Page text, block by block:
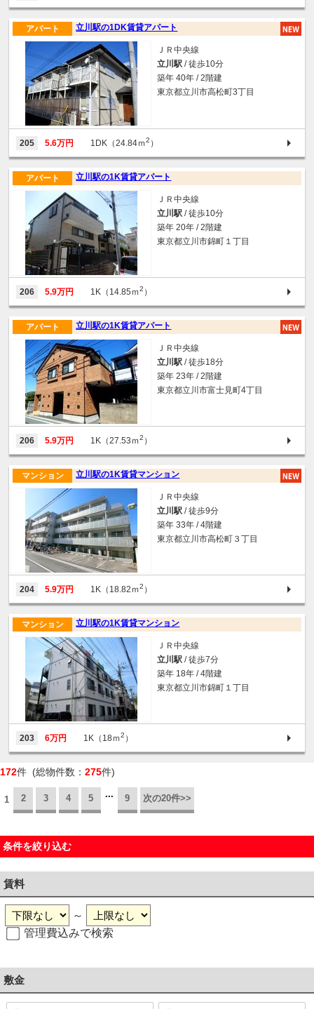
立川駅の1DK賃貸アパート
アパート
ＪＲ中央線
立川駅 / 徒歩10分
築年 40年 / 2階建
東京都立川市高松町3丁目
205 5.6万円 1DK（24.84ｍ2 ）
立川駅の1K賃貸アパート
アパート
ＪＲ中央線
立川駅 / 徒歩10分
築年 20年 / 2階建
東京都立川市錦町１丁目
206 5.9万円 1K（14.85ｍ2 ）
立川駅の1K賃貸アパート
アパート
ＪＲ中央線
立川駅 / 徒歩18分
築年 23年 / 2階建
東京都立川市富士見町4丁目
206 5.9万円 1K（27.53ｍ2 ）
立川駅の1K賃貸マンション
マンション
ＪＲ中央線
立川駅 / 徒歩9分
築年 33年 / 4階建
東京都立川市高松町３丁目
204 5.9万円 1K（18.82ｍ2 ）
立川駅の1K賃貸マンション
マンション
ＪＲ中央線
立川駅 / 徒歩7分
築年 18年 / 4階建
東京都立川市錦町１丁目
203 6万円 1K（18ｍ2 ）
172件 (総物件数： 275件)
1 2 3 4 5 ... 9 次の20件>>
条件を絞り込む
賃料
～
管理費込みで検索
敷金